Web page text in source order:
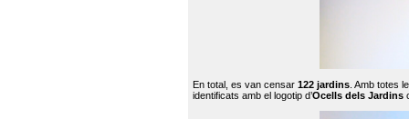
En total, es van censar 122 jardins . Amb totes
identificats amb el logotip d’Ocells dels Jardins